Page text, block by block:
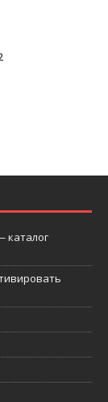
каталог